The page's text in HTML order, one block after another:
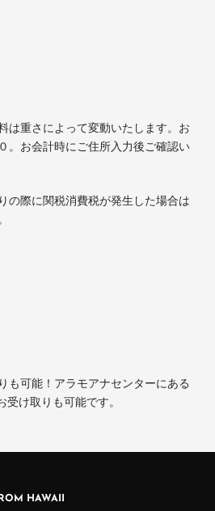
は重さによって変動いたします。お
。お会計時にご住所入力後ご確認い
の際に関税消費税が発生した場合は
も可能！アラモアナセンターにある
け取りも可能です。
HAWAII